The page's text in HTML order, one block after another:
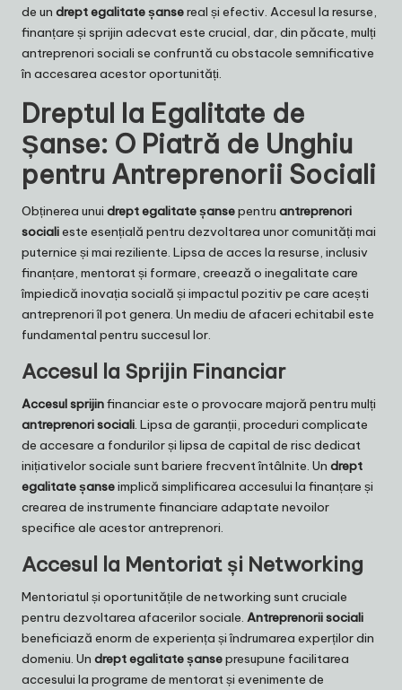
de un drept egalitate șansereal și efectiv. Accesul la resurse,
finanțare și sprijin adecvat este crucial, dar, din păcate, mulți
antreprenori sociali se confruntă cu obstacole semnificative
în accesarea acestor oportunități.
Dreptul la Egalitate de
Șanse: O Piatră de Unghiu
pentru Antreprenorii Sociali
Obținerea unui drept egalitate șansepentru antreprenori
socialieste esențială pentru dezvoltarea unor comunități mai
puternice și mai reziliente. Lipsa de acces la resurse, inclusiv
finanțare, mentorat și formare, creează o inegalitate care
împiedică inovația socială și impactul pozitiv pe care acești
antreprenori îl pot genera. Un mediu de afaceri echitabil este
fundamental pentru succesul lor.
Accesul la Sprijin Financiar
Accesul sprijinfinanciar este o provocare majoră pentru mulți
antreprenori sociali. Lipsa de garanții, proceduri complicate
de accesare a fondurilor și lipsa de capital de risc dedicat
inițiativelor sociale sunt bariere frecvent întâlnite. Un drept
egalitate șanseimplică simplificarea accesului la finanțare și
crearea de instrumente financiare adaptate nevoilor
specifice ale acestor antreprenori.
Accesul la Mentoriat și Networking
Mentoriatul și oportunitățile de networking sunt cruciale
pentru dezvoltarea afacerilor sociale. Antreprenorii sociali
beneficiază enorm de experiența și îndrumarea experților din
domeniu. Un drept egalitate șansepresupune facilitarea
accesului la programe de mentorat și evenimente de